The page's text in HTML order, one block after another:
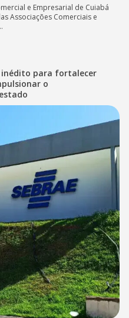
e Empresarial de Cuiabá
Associações Comerciais e
inédito para fortalecer
o